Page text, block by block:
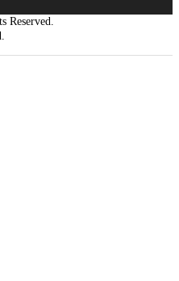
Reserved.